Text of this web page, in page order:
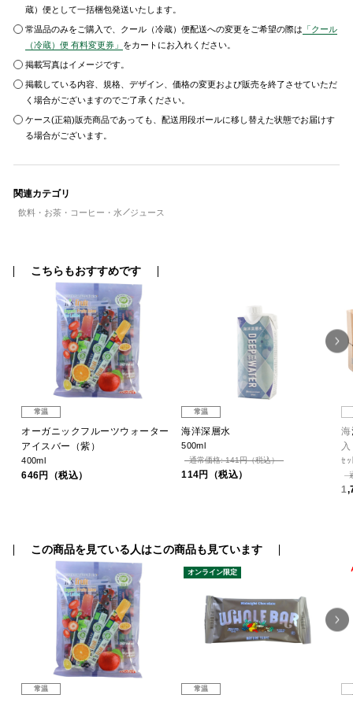
蔵）便として一括梱包発送いたします。
常温品のみをご購入で、クール（冷蔵）便配送への変更をご希望の際は 「クール
（冷蔵）便 有料変更券」 をカートにお入れください。
掲載写真はイメージです。
掲載している内容、規格、デザイン、価格の変更および販売を終了させていただ
く場合がございますのでご了承ください。
ケース(正箱)販売商品であっても、配送用段ボールに移し替えた状態でお届けす
る場合がございます。
関連カテゴリ
飲料・お茶・コーヒー・水 ジュース
こちらもおすすめです
常温
オーガニックフルーツウォーター
アイスバー（紫）
400ml
646円（税込）
常温
海洋深層水
500ml
通常価格: 141円（税込）
114円（税込）
ｾｯ
この商品を見ている人はこの商品も見ています
常温
オンライン限定
常温